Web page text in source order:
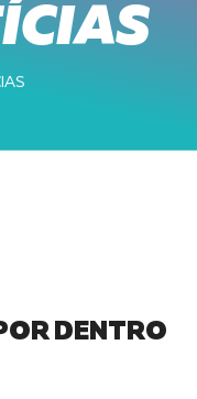
DENTRO